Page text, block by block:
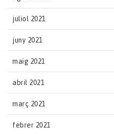
juliol 2021
juny 2021
maig 2021
abril 2021
març 2021
febrer 2021